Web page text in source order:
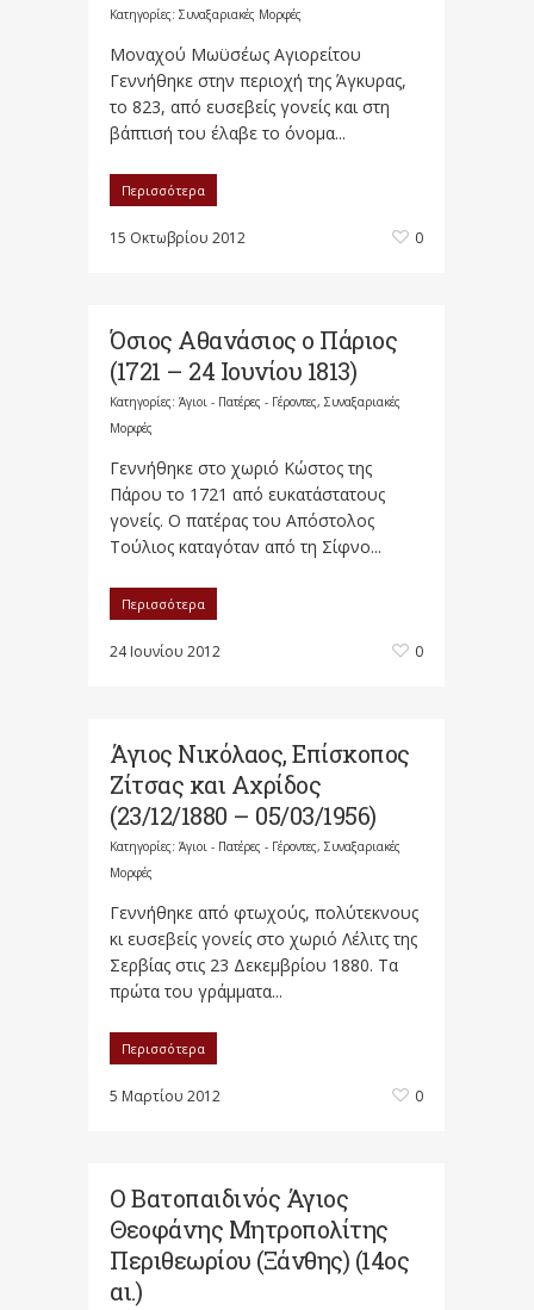
Κατηγορίες: Συναξαριακές Μορφές
Μοναχού Μωϋσέως Αγιορείτου
Γεννήθηκε στην περιοχή της Άγκυρας,
το 823, από ευσεβείς γονείς και στη
βάπτισή του έλαβε το όνομα...
Περισσότερα
15 Οκτωβρίου 2012 0
Όσιος Αθανάσιος ο Πάριος
(1721 – 24 Ιουνίου 1813)
Κατηγορίες: Άγιοι - Πατέρες - Γέροντες, Συναξαριακές
Μορφές
Γεννήθηκε στο χωριό Κώστος της
Πάρου το 1721 από ευκατάστατους
γονείς. Ο πατέρας του Απόστολος
Τούλιος καταγόταν από τη Σίφνο...
Περισσότερα
24 Ιουνίου 2012 0
Άγιος Νικόλαος, Επίσκοπος
Ζίτσας και Αχρίδος
(23/12/1880 – 05/03/1956)
Κατηγορίες: Άγιοι - Πατέρες - Γέροντες, Συναξαριακές
Μορφές
Γεννήθηκε από φτωχούς, πολύτεκνους
κι ευσεβείς γονείς στο χωριό Λέλιτς της
Σερβίας στις 23 Δεκεμβρίου 1880. Τα
πρώτα του γράμματα...
Περισσότερα
5 Μαρτίου 2012 0
Ο Βατοπαιδινός Άγιος
Θεοφάνης Μητροπολίτης
Περιθεωρίου (Ξάνθης) (14ος
αι.)